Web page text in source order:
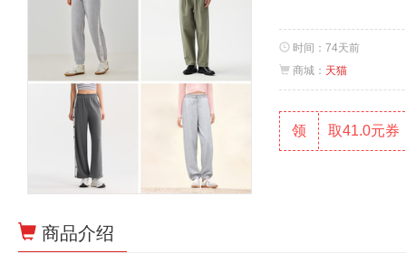
时间： 74天前
商城： 天猫
领 取41.0元券
商品介绍